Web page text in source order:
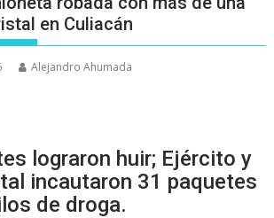
en Culiacán
Alejandro Ahumada
lograron huir; Ejército y
incautaron 31 paquetes
de droga.